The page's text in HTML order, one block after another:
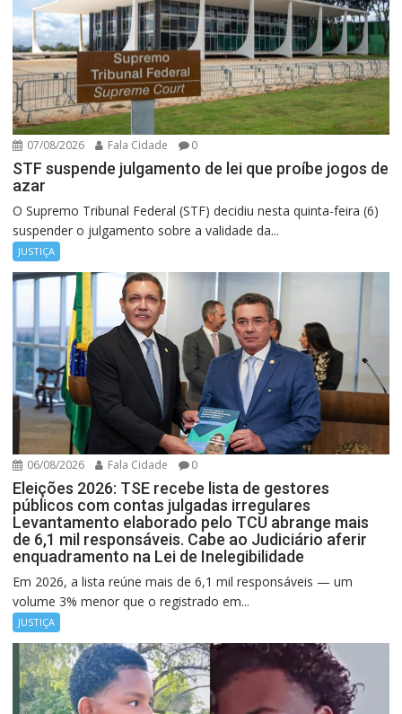
07/08/2026 Fala Cidade 0
STF suspende julgamento de lei que proíbe jogos de
azar
O Supremo Tribunal Federal (STF) decidiu nesta quinta-feira (6)
suspender o julgamento sobre a validade da...
JUSTIÇA
06/08/2026 Fala Cidade 0
Eleições 2026: TSE recebe lista de gestores
públicos com contas julgadas irregulares
Levantamento elaborado pelo TCU abrange mais
de 6,1 mil responsáveis. Cabe ao Judiciário aferir
enquadramento na Lei de Inelegibilidade
Em 2026, a lista reúne mais de 6,1 mil responsáveis — um
volume 3% menor que o registrado em...
JUSTIÇA